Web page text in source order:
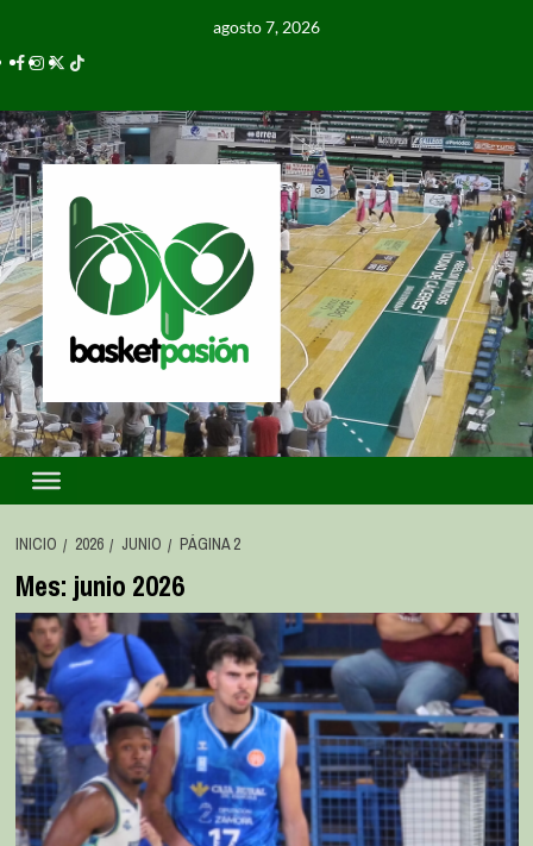
agosto 7, 2026
INICIO 2026 JUNIO PÁGINA 2
Mes: junio 2026